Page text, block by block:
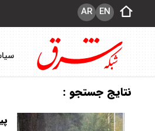
EN
AR
نتایج جستجو :